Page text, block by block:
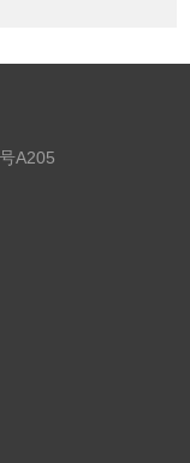
A205